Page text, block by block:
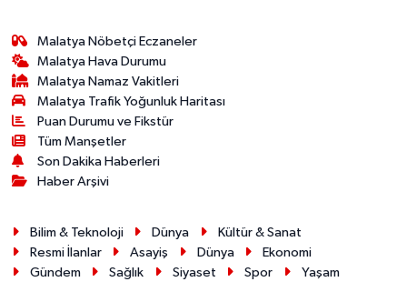
Malatya Nöbetçi Eczaneler
Malatya Hava Durumu
Malatya Namaz Vakitleri
Malatya Trafik Yoğunluk Haritası
Puan Durumu ve Fikstür
Tüm Manşetler
Son Dakika Haberleri
Haber Arşivi
Bilim & Teknoloji Dünya
Kültür & Sanat
Resmi İlanlar
Asayiş Dünya
Ekonomi
Gündem
Sağlık Siyaset Spor Yaşam